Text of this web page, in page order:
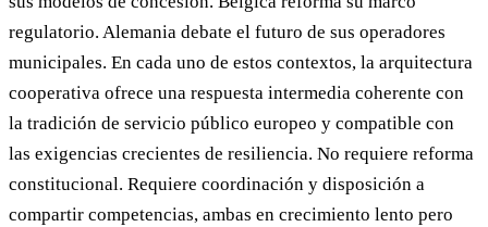
regulatorio. Alemania debate el futuro de sus operadores
municipales. En cada uno de estos contextos, la arquitectura
cooperativa ofrece una respuesta intermedia coherente con
la tradición de servicio público europeo y compatible con
las exigencias crecientes de resiliencia. No requiere reforma
constitucional. Requiere coordinación y disposición a
compartir competencias, ambas en crecimiento lento pero